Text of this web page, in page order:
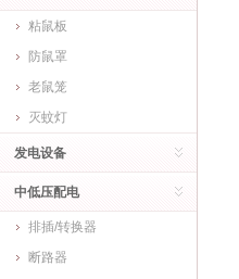
粘鼠板
防鼠罩
老鼠笼
灭蚊灯
发电设备
中低压配电
排插/转换器
断路器